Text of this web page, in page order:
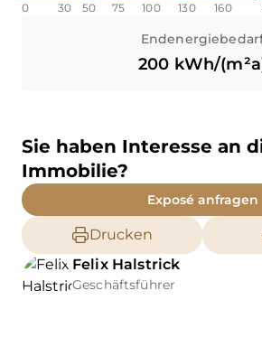
0 30 50 75 100 130 160
200 kWh/
Sie haben Interesse an
Immobilie?
Exposé anfragen
Drucken
Felix Halstrick
Geschäftsführer